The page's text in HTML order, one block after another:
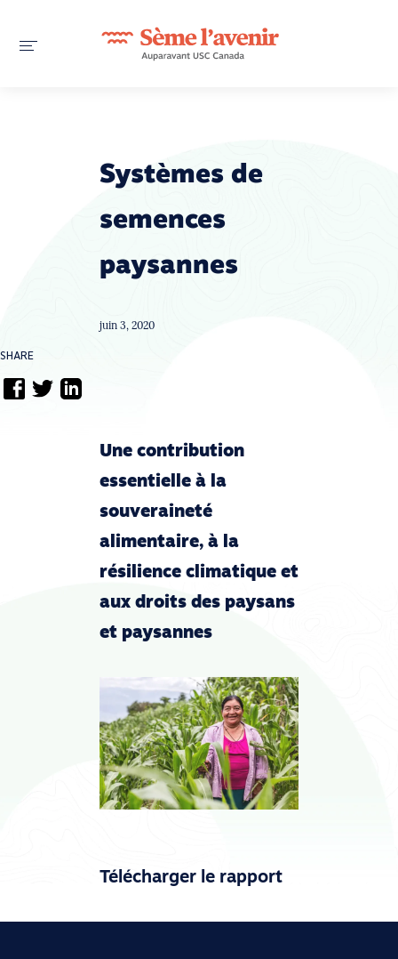
Systèmes de
semences
paysannes
juin 3, 2020
SHARE
Une contribution
essentielle à la
souveraineté
alimentaire, à la
résilience climatique et
aux droits des paysans
et paysannes
Télécharger le rapport